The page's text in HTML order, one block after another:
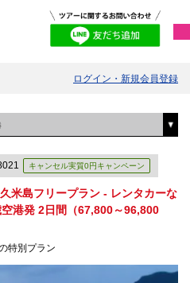
ログイン・新規会員登録
キャンセル実質0円キャンペーン
米島フリープラン - レンタカーな
港発 2日間（67,800～96,800
特別プラン